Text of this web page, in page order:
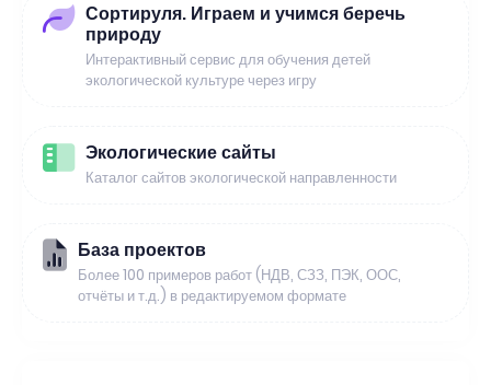
Сортируля. Играем и учимся беречь
природу
Интерактивный сервис для обучения детей
экологической культуре через игру
Экологические сайты
Каталог сайтов экологической направленности
База проектов
Более 100 примеров работ (НДВ, СЗЗ, ПЭК, ООС,
отчёты и т.д.) в редактируемом формате